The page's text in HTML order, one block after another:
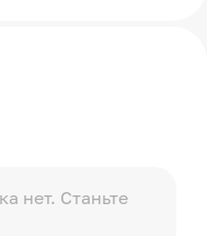
нет. Станьте